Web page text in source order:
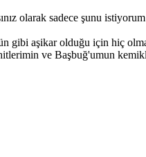
olarak sadece şunu
aşikar olduğu için hiç
ve Başbuğ'umun